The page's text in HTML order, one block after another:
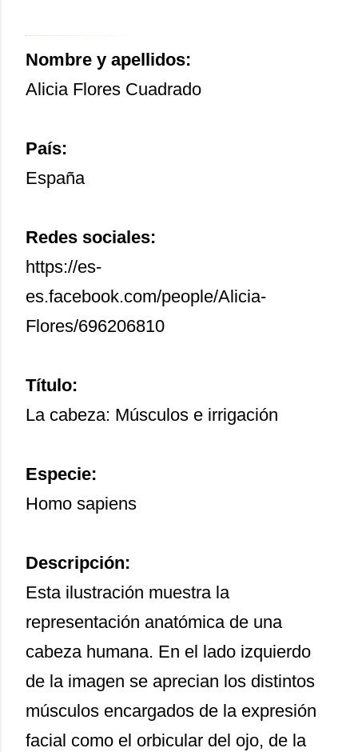
Nombre y apellidos:
Alicia Flores Cuadrado
País:
España
Redes sociales:
https://es-
es.facebook.com/people/Alicia-
Flores/696206810
Título:
La cabeza: Músculos e irrigación
Especie:
Homo sapiens
Descripción:
Esta ilustración muestra la
representación anatómica de una
cabeza humana. En el lado izquierdo
de la imagen se aprecian los distintos
músculos encargados de la expresión
facial como el orbicular del ojo, de la